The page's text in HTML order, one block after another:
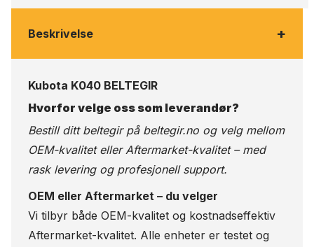
Beskrivelse +
Kubota K040 BELTEGIR
Hvorfor velge oss som leverandør?
Bestill ditt beltegir på beltegir.no og velg mellom
OEM-kvalitet eller Aftermarket-kvalitet – med
rask levering og profesjonell support.
OEM eller Aftermarket – du velger
Vi tilbyr både OEM-kvalitet og kostnadseffektiv
Aftermarket-kvalitet. Alle enheter er testet og